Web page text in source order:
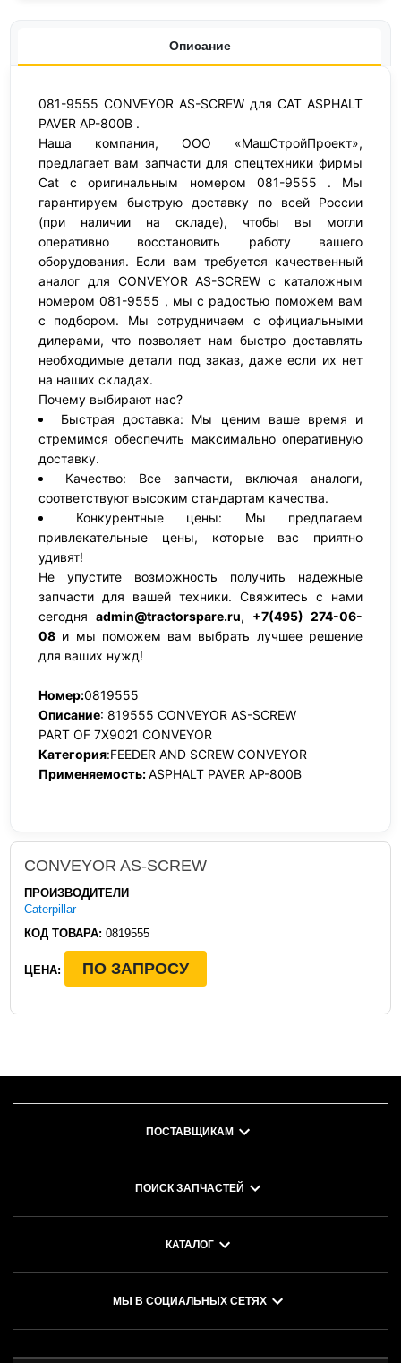
Описание
081-9555 CONVEYOR AS-SCREW для CAT ASPHALT
PAVER AP-800B .
Наша компания, ООО «МашСтройПроект»,
предлагает вам запчасти для спецтехники фирмы
Cat с оригинальным номером 081-9555 . Мы
гарантируем быструю доставку по всей России
(при наличии на складе), чтобы вы могли
оперативно восстановить работу вашего
оборудования. Если вам требуется качественный
аналог для CONVEYOR AS-SCREW с каталожным
номером 081-9555 , мы с радостью поможем вам
с подбором. Мы сотрудничаем с официальными
дилерами, что позволяет нам быстро доставлять
необходимые детали под заказ, даже если их нет
на наших складах.
Почему выбирают нас?
Быстрая доставка: Мы ценим ваше время и
стремимся обеспечить максимально оперативную
доставку.
Качество: Все запчасти, включая аналоги,
соответствуют высоким стандартам качества.
Конкурентные цены: Мы предлагаем
привлекательные цены, которые вас приятно
удивят!
Не упустите возможность получить надежные
запчасти для вашей техники. Свяжитесь с нами
сегодня admin@tractorspare.ru, +7(495) 274-06-
08 и мы поможем вам выбрать лучшее решение
для ваших нужд!
Номер:0819555
Описание: 819555 CONVEYOR AS-SCREW
PART OF 7X9021 CONVEYOR
Категория:FEEDER AND SCREW CONVEYOR
Применяемость:ASPHALT PAVER AP-800B
CONVEYOR AS-SCREW
ПРОИЗВОДИТЕЛИ
Caterpillar
КОД ТОВАРА: 0819555
ЦЕНА: ПО ЗАПРОСУ
ПОСТАВЩИКАМ
ПОИСК ЗАПЧАСТЕЙ
КАТАЛОГ
МЫ В СОЦИАЛЬНЫХ СЕТЯХ